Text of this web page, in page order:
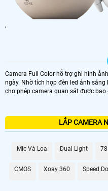
'
Camera Full Color hỗ trợ ghi hình
ngày. Nhờ tích hợp đèn led ánh
cho phép camera quan sát được bao
LẮP CAMERA
Mic Và Loa Dual Light
CMOS Xoay 360 Speed